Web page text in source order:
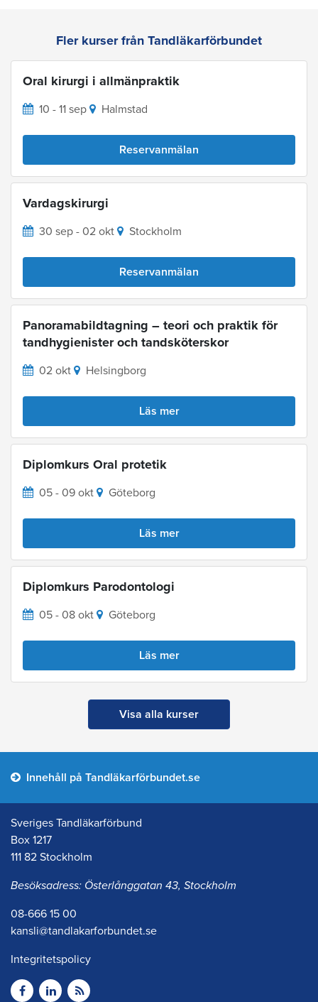
Fler kurser från Tandläkarförbundet
Oral kirurgi i allmänpraktik
10 - 11 sep Halmstad
Reservanmälan
Vardagskirurgi
30 sep - 02 okt Stockholm
Reservanmälan
Panoramabildtagning – teori och praktik för
tandhygienister och tandsköterskor
02 okt Helsingborg
Läs mer
Diplomkurs Oral protetik
05 - 09 okt Göteborg
Läs mer
Diplomkurs Parodontologi
05 - 08 okt Göteborg
Läs mer
Visa alla kurser
Innehåll på Tandläkarförbundet.se
Sveriges Tandläkarförbund
Box 1217
111 82 Stockholm
Besöksadress: Österlånggatan 43, Stockholm
08-666 15 00
kansli@tandlakarforbundet.se
Integritetspolicy